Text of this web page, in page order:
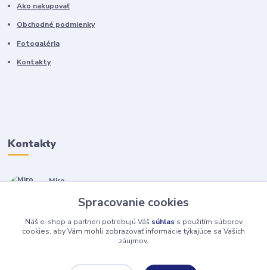
Ako nakupovať
Obchodné podmienky
Fotogaléria
Kontakty
Kontakty
Miro
(Po-Pia, 7-17 hod.)
isopneumatiky@isopneumatiky.sk
Spracovanie cookies
Náš e-shop a partneri potrebujú Váš súhlas s použitím súborov
cookies, aby Vám mohli zobrazovať informácie týkajúce sa Vašich
záujmov.